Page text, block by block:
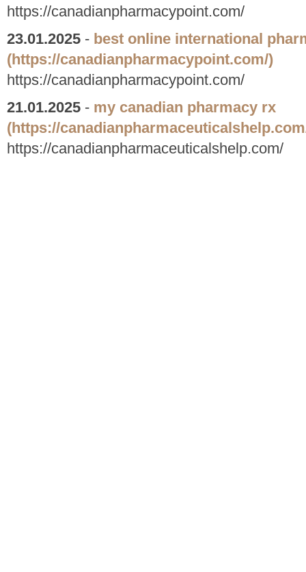
https://canadianpharmacypoint.com/
23.01.2025 - best online international
(https://canadianpharmacypoint.com/)
https://canadianpharmacypoint.com/
21.01.2025 - my canadian pharmacy rx
(https://
https://canadianpharmaceuticalshelp.com/